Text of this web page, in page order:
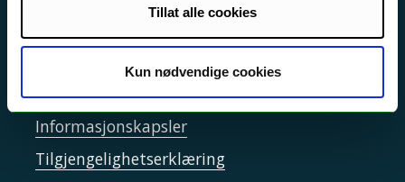
Tillat alle cookies
Kun nødvendige cookies
Personvern ved UiT
Sikkerhet, beredskap og personvern
Informasjonskapsler
Tilgjengelighetserklæring